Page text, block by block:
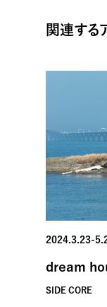
関連する
2024.3.23-
dream
SIDE CORE